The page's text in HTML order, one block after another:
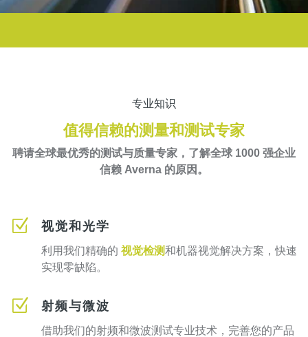
专业知识
值得信赖的测量和测试专家
聘请全球最优秀的测试与质量专家，了解全球 1000 强企业
信赖 Averna 的原因。
Z 视觉和光学
利用我们精确的视觉检测和机器视觉解决方案，快速
实现零缺陷。
Z 射频与微波
借助我们的射频和微波测试专业技术，完善您的产品